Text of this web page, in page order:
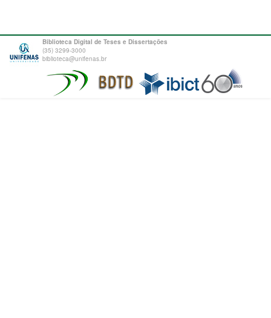
Biblioteca Digital de Teses e Dissertações
(35) 3299-3000
biblioteca@unifenas.br